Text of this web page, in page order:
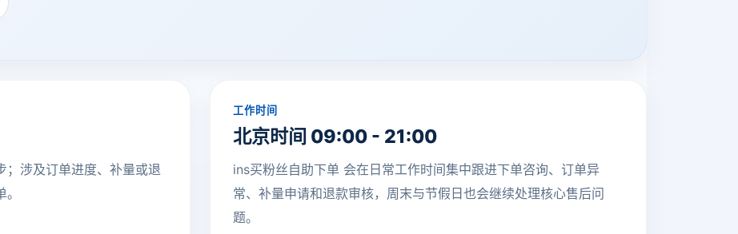
；涉及订单进度、补量或退
工作时间
北京时间 09:00 - 21:00
ins买粉丝自助下单 会在日常工作时间集中跟进下单咨询、订单异
常、补量申请和退款审核，周末与节假日也会继续处理核心售后问
题。